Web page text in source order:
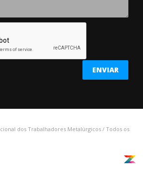
dos Trabalhadores Metalúrgicos / Todos os